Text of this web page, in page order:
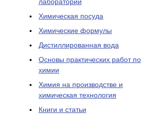
Химическая посуда
Химические формулы
Дистиллированная вода
Основы практических работ по
химии
Химия на производстве и
химическая технология
Книги и статьи